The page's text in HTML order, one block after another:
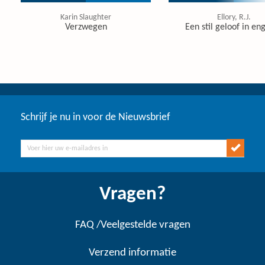
Karin Slaughter
Verzwegen
Ellory, R.J.
Een stil geloof in
Schrijf je nu in voor de Nieuwsbrief
Vragen?
FAQ /Veelgestelde vragen
Verzend informatie